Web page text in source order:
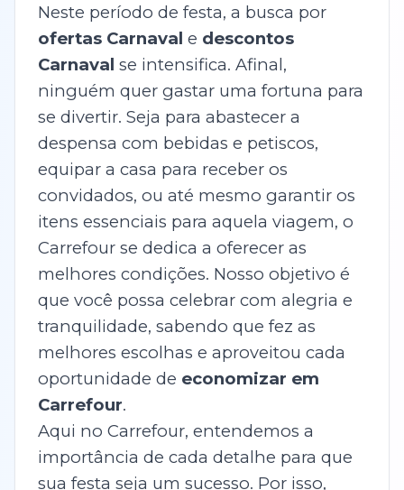
Neste período de festa, a busca por
ofertas Carnaval e descontos
Carnaval se intensifica. Afinal,
ninguém quer gastar uma fortuna para
se divertir. Seja para abastecer a
despensa com bebidas e petiscos,
equipar a casa para receber os
convidados, ou até mesmo garantir os
itens essenciais para aquela viagem, o
Carrefour se dedica a oferecer as
melhores condições. Nosso objetivo é
que você possa celebrar com alegria e
tranquilidade, sabendo que fez as
melhores escolhas e aproveitou cada
oportunidade de economizar em
Carrefour.
Aqui no Carrefour, entendemos a
importância de cada detalhe para que
sua festa seja um sucesso. Por isso,